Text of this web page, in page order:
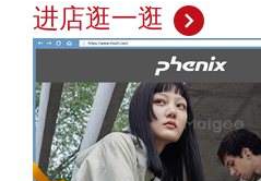
进店逛一逛